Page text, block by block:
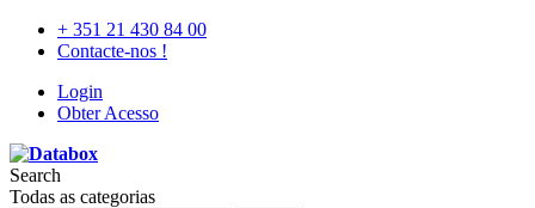
+ 351 21 430 84 00
Contacte-nos !
Login
Obter Acesso
Search
Todas as categorias